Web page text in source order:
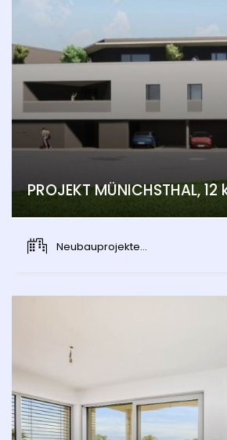
PROJEKT MÜNICHSTHAL,
Neubauprojekte...